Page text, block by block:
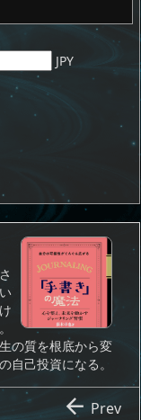
JPY
の質を根底から変
自己投資になる。
 Prev